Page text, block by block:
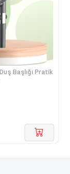
Başlığı Pratik